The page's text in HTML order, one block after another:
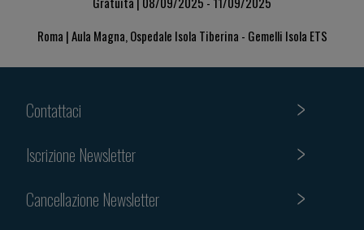
Roma | Aula Magna, Ospedale Isola Tiberina - Gemelli Isola ETS
Contattaci
Iscrizione Newsletter
Cancellazione Newsletter